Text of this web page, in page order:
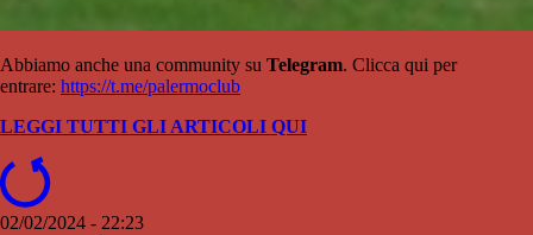
Abbiamo anche una community su Telegram. Clicca qui per
entrare: https://t.me/palermoclub
LEGGI TUTTI GLI ARTICOLI QUI
02/02/2024 - 22:23